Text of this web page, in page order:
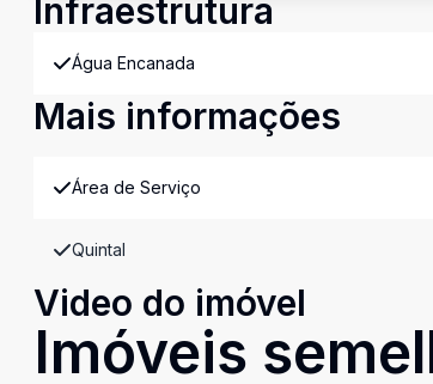
Infraestrutura
Água Encanada
Mais informações
Área de Serviço
Quintal
Video do imóvel
Imóveis